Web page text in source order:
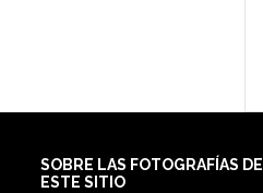
SOBRE LAS FOTOGRAFÍAS DE
ESTE SITIO